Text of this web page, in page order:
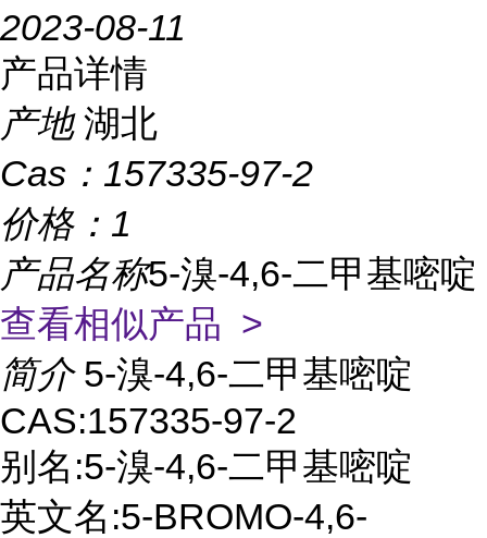
2023-08-11
产品详情
产地 湖北
Cas： 157335-97-2
价格： 1
产品名称5-溴-4,6-二甲基嘧啶
查看相似产品 >
简介 5-溴-4,6-二甲基嘧啶
CAS:157335-97-2
别名:5-溴-4,6-二甲基嘧啶
英文名:5-BROMO-4,6-